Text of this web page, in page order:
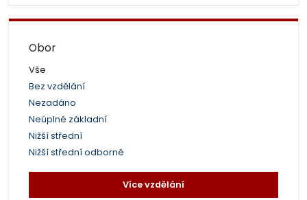
Obor
Vše
Bez vzdělání
Nezadáno
Neúplné základní
Nižší střední
Nižší střední odborné
Více vzdělání